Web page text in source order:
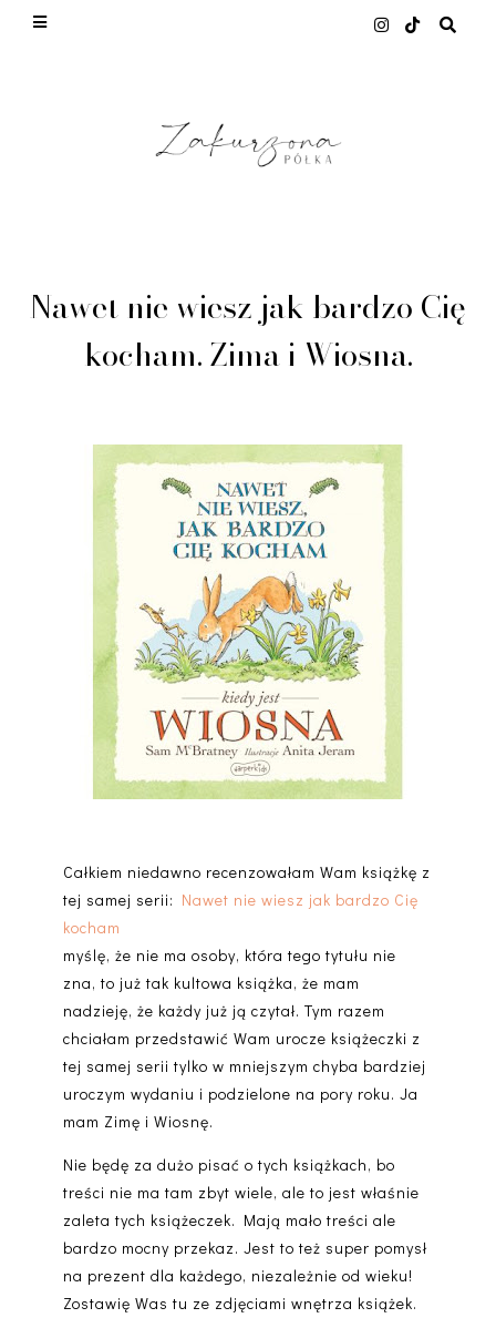
Nawet nie wiesz jak bardzo Cię
kocham. Zima i Wiosna.
Całkiem niedawno recenzowałam Wam książkę z
tej samej serii: Nawet nie wiesz jak bardzo Cię
kocham
myślę, że nie ma osoby, która tego tytułu nie
zna, to już tak kultowa książka, że mam
nadzieję, że każdy już ją czytał. Tym razem
chciałam przedstawić Wam urocze książeczki z
tej samej serii tylko w mniejszym chyba bardziej
uroczym wydaniu i podzielone na pory roku. Ja
mam Zimę i Wiosnę.
Nie będę za dużo pisać o tych książkach, bo
treści nie ma tam zbyt wiele, ale to jest właśnie
zaleta tych książeczek. Mają mało treści ale
bardzo mocny przekaz. Jest to też super pomysł
na prezent dla każdego, niezależnie od wieku!
Zostawię Was tu ze zdjęciami wnętrza książek.
This site uses cookies from Google to deliver its
quality of service, generate usage statistics, and
to detect and address abuse.
LEARN MORE